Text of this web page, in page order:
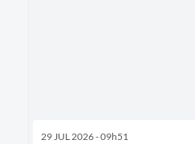
29 JUL 2026 - 09h51